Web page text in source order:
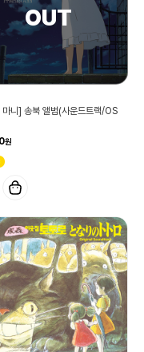
마니] 송북 앨범(사운드트랙/OS